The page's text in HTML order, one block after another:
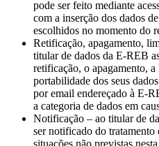
pode ser feito mediante
com a inserção dos dados
escolhidos no momento do
Retificação, apagamento,
titular de dados da E-REB
retificação, o apagamento,
portabilidade dos seus
por email endereçado à E-
a categoria de dados em
Notificação – ao titular de
ser notificado do tratamento
situações não previstas